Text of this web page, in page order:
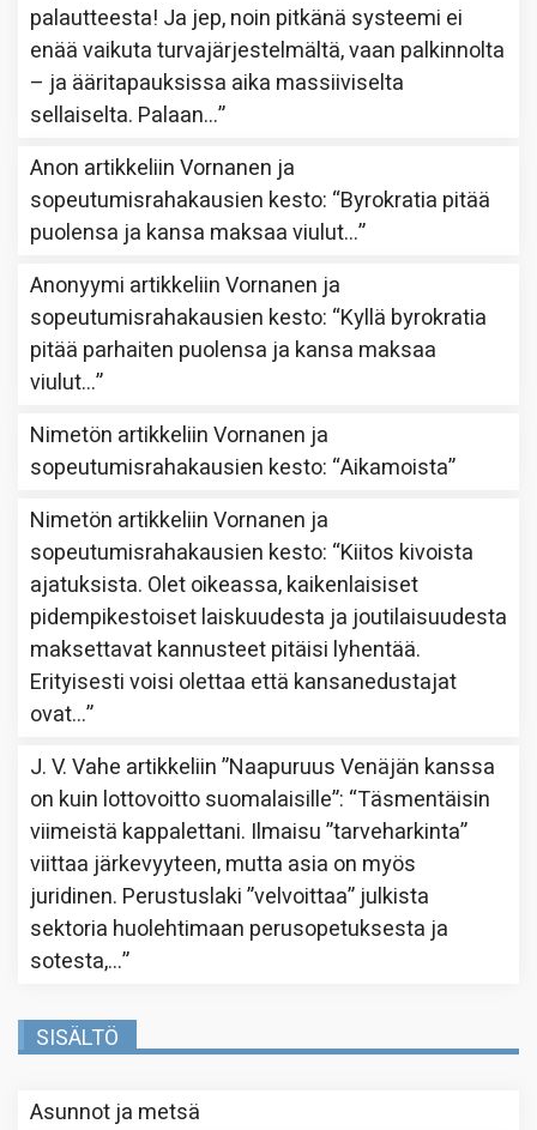
palautteesta! Ja jep, noin pitkänä systeemi ei
enää vaikuta turvajärjestelmältä, vaan palkinnolta
– ja ääritapauksissa aika massiiviselta
sellaiselta. Palaan…”
Anon artikkeliinVornanen ja
sopeutumisrahakausien kesto: “Byrokratia pitää
puolensa ja kansa maksaa viulut…”
Anonyymi artikkeliinVornanen ja
sopeutumisrahakausien kesto: “Kyllä byrokratia
pitää parhaiten puolensa ja kansa maksaa
viulut…”
Nimetön artikkeliinVornanen ja
sopeutumisrahakausien kesto: “Aikamoista”
Nimetön artikkeliinVornanen ja
sopeutumisrahakausien kesto: “Kiitos kivoista
ajatuksista. Olet oikeassa, kaikenlaisiset
pidempikestoiset laiskuudesta ja joutilaisuudesta
maksettavat kannusteet pitäisi lyhentää.
Erityisesti voisi olettaa että kansanedustajat
ovat…”
J. V. Vahe artikkeliin”Naapuruus Venäjän kanssa
on kuin lottovoitto suomalaisille”: “Täsmentäisin
viimeistä kappalettani. Ilmaisu ”tarveharkinta”
viittaa järkevyyteen, mutta asia on myös
juridinen. Perustuslaki ”velvoittaa” julkista
sektoria huolehtimaan perusopetuksesta ja
sotesta,…”
SISÄLTÖ
Asunnot ja metsä